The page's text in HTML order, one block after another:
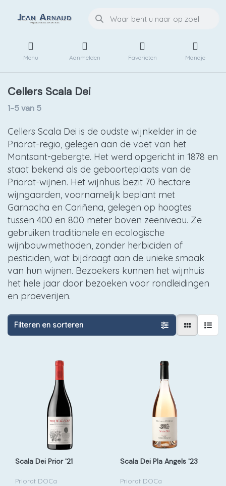
Menu Aanmelden Favorieten Mandje
Cellers Scala Dei
1-5van 5
Cellers Scala Dei is de oudste wijnkelder in de
Priorat-regio, gelegen aan de voet van het
Montsant-gebergte. Het werd opgericht in 1878 en
staat bekend als de geboorteplaats van de
Priorat-wijnen. Het wijnhuis bezit 70 hectare
wijngaarden, voornamelijk beplant met
Garnacha en Cariñena, gelegen op hoogtes
tussen 400 en 800 meter boven zeeniveau. Ze
gebruiken traditionele en ecologische
wijnbouwmethoden, zonder herbiciden of
pesticiden, wat bijdraagt aan de unieke smaak
van hun wijnen. Bezoekers kunnen het wijnhuis
het hele jaar door bezoeken voor rondleidingen
en proeverijen.
Filteren en sorteren
Scala Dei Prior '21
Priorat DOCa
Scala Dei Pla Angels '23
Priorat DOCa